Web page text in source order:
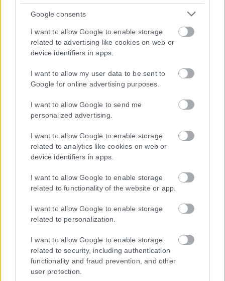
Google consents
I want to allow Google to enable storage
related to advertising like cookies on web or
device identifiers in apps.
I want to allow my user data to be sent to
Google for online advertising purposes.
I want to allow Google to send me
personalized advertising.
I want to allow Google to enable storage
related to analytics like cookies on web or
device identifiers in apps.
I want to allow Google to enable storage
related to functionality of the website or app.
I want to allow Google to enable storage
related to personalization.
I want to allow Google to enable storage
related to security, including authentication
functionality and fraud prevention, and other
user protection.
Η εταιρεία με την επωνυμία “POLITICAL MEDIA GROUP A.E.” και κατ’
επέκταση η ιστοσελίδα που κατέχει αυτή “www.karfitsa.gr”